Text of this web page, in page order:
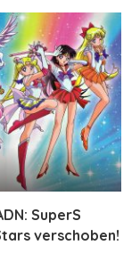
SuperS
verschoben!